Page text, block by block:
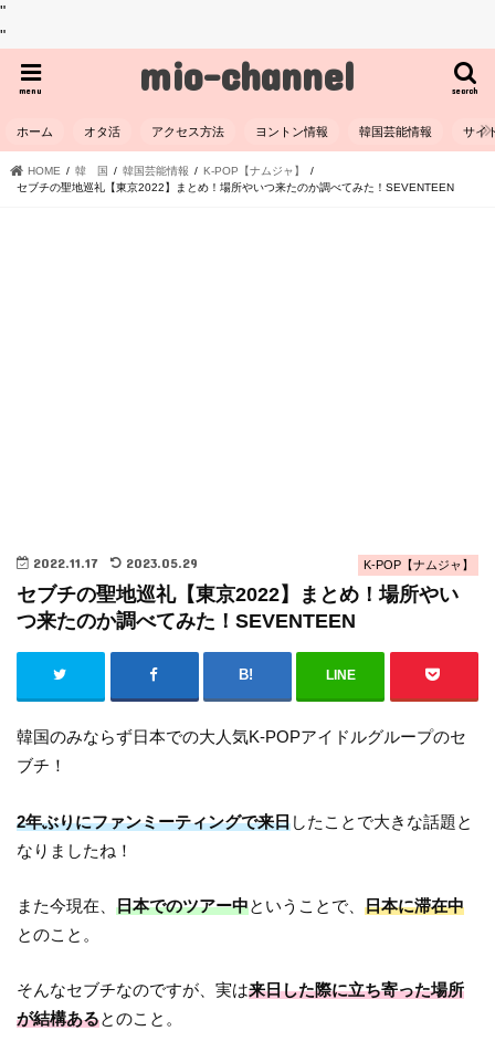
"
"
mio-channel search
menu
ホーム オタ活 アクセス方法 ヨントン情報 韓国芸能情報 サイ
HOME 韓 国 韓国芸能情報
K-POP【ナムジャ】
セブチの聖地巡礼【東京2022】まとめ！場所やいつ来たのか調べてみた！SEVENTEEN
K-POP【ナムジャ】
2022.11.17 2023.05.29
セブチの聖地巡礼【東京2022】まとめ！場所やい
つ来たのか調べてみた！SEVENTEEN
LINE
韓国のみならず日本での大人気K-POPアイドルグループのセ
ブチ！
2年ぶりにファンミーティングで来日したことで大きな話題と
なりましたね！
また今現在、日本でのツアー中ということで、日本に滞在中
とのこと。
そんなセブチなのですが、実は来日した際に立ち寄った場所
が結構あるとのこと。